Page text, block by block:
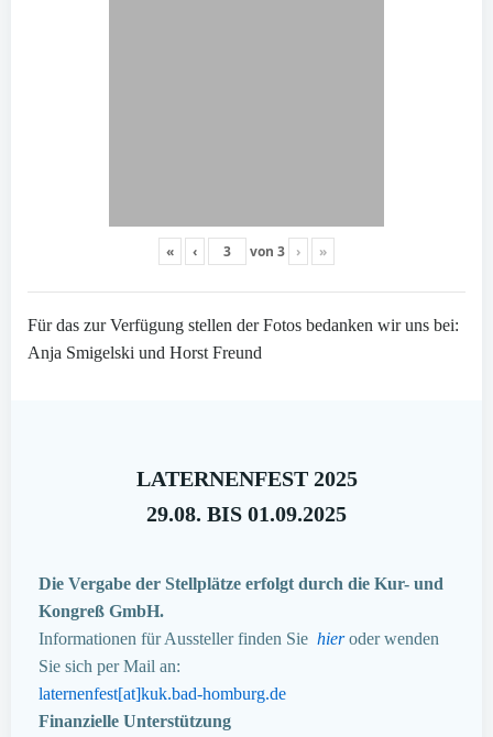
« ‹ von 3 › »
Für das zur Verfügung stellen der Fotos bedanken wir uns bei:
Anja Smigelski und Horst Freund
LATERNENFEST 2025
29.08. BIS 01.09.2025
Die Vergabe der Stellplätze erfolgt durch die Kur- und
Kongreß GmbH.
Informationen für Aussteller finden Sie hieroder wenden
Sie sich per Mail an:
laternenfest[at]kuk.bad-homburg.de
Finanzielle Unterstützung